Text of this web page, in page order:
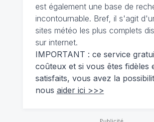
est également une base de
incontournable. Bref, il s'agit
sites météo les plus complets
sur internet.
IMPORTANT : ce service
coûteux et si vous êtes fidèles
satisfaits, vous avez la
nous aider ici >>>